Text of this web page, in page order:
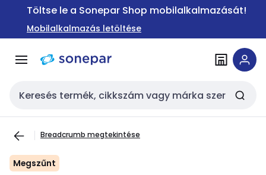
Ugrás a
Ugrás a
tartalomra
Töltse le a Sonepar Shop mobilalkalmazását!
Mobilalkalmazás letöltése
Keresési bemenet
Breadcrumb megtekintése
Megszűnt